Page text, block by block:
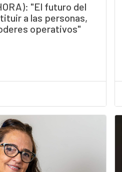
"El futuro del
a las personas,
operativos"